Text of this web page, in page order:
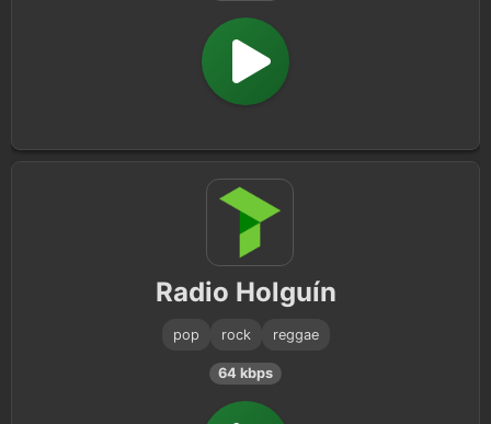
Radio Holguín
pop rock reggae
64 kbps